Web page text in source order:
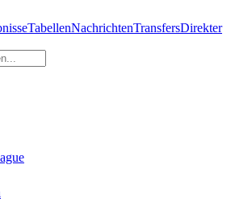
TabellenNachrichtenTransfersDirekter